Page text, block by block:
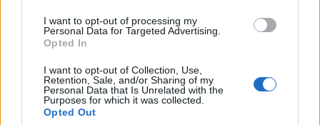
I want to opt-out of processing my
Personal Data for Targeted Advertising.
Opted In
I want to opt-out of Collection, Use,
Retention, Sale, and/or Sharing of my
Personal Data that Is Unrelated with the
Purposes for which it was collected.
Opted Out